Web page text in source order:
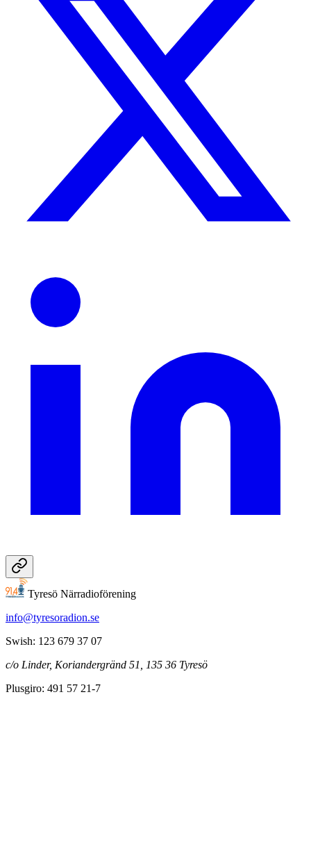
Tyresö Närradioförening
info@tyresoradion.se
Swish: 123 679 37 07
c/o Linder, Koriandergränd 51, 135 36 Tyresö
Plusgiro: 491 57 21-7